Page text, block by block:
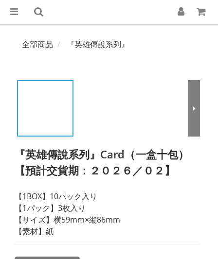
全部商品 『英雄傳說系列』
『英雄傳說系列』Card（一盒十包）
【預計交貨期：２０２６／０２】
【1BOX】10パック入り
【1パック】3枚入り
【サイズ】横59mm×縦86mm
【素材】紙